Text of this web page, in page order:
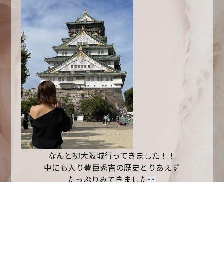
なんと初大阪城行ってきました！！
中にも入り豊臣秀吉の歴史とりあえず
たっぷりみてきました